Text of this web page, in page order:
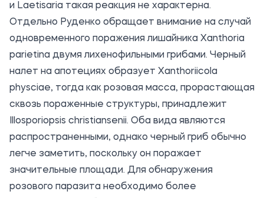
и Laetisaria такая реакция не характерна.
Отдельно Руденко обращает внимание на случай
одновременного поражения лишайника Xanthoria
parietina двумя лихенофильными грибами. Черный
налет на апотециях образует Xanthoriicola
physciae, тогда как розовая масса, прорастающая
сквозь пораженные структуры, принадлежит
Illosporiopsis christiansenii. Оба вида являются
распространенными, однако черный гриб обычно
легче заметить, поскольку он поражает
значительные площади. Для обнаружения
розового паразита необходимо более